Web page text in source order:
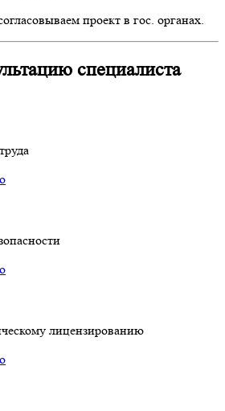
проект в гос. органах.
специалиста
лицензированию